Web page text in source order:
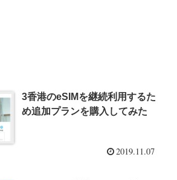
3香港のeSIMを継続利用するた
め追加プランを購入してみた
2019.11.07